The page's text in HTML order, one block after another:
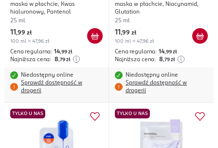
Wrapping
maska w płachcie, Kwas
hialuronowy, Pantenol
25 ml
11 ,99 zł
100 ml = 47,96 zł
Cena regularna: 14,99 zł
Najniższa cena: 8,79 zł
Niedostępny online
Sprawdź dostępność w
drogerii
Wrapping
maska w płachcie, Niacynamid,
Glutation
25 ml
11 ,99 zł
100 ml = 47,96 zł
Cena regularna: 14,99 zł
Najniższa cena: 8,79 zł
Niedostępny online
Sprawdź dostępność w
drogerii
TYLKO U NAS TYLKO U NAS